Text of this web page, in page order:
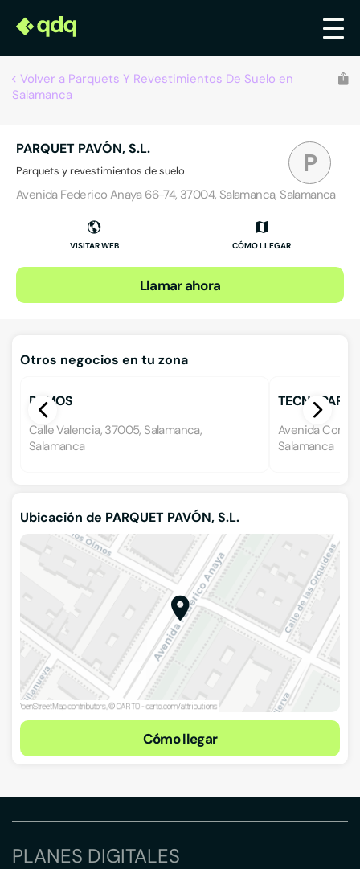
Volver a Parquets Y Revestimientos De Suelo en
Salamanca
P
PARQUET PAVÓN, S.L.
Parquets y revestimientos de suelo
Avenida Federico Anaya 66-74, 37004, Salamanca, Salamanca
VISITAR WEB CÓMO LLEGAR
Llamar ahora
Otros negocios en tu zona
RAMOS
Calle Valencia, 37005, Salamanca,
Salamanca
Avenida
Salamanca
Ubicación de PARQUET PAVÓN, S.L.
Cómo llegar
PLANES DIGITALES